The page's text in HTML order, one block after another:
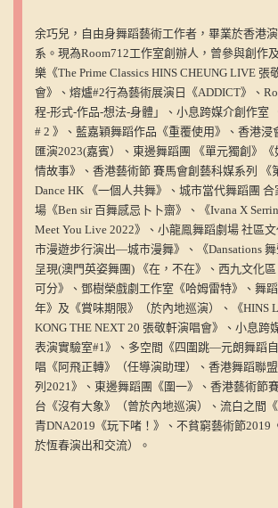
余巧兒，自由身舞蹈藝術工作者，畢業於香港
系。現為Room712工作室創辦人，曾參與創作
樂《The Prime Classics HINS CHEUNG LIVE 張
會》、熔爐#2行為藝術展演日《ADDICT》、
程-形式-作品-想法-身體」、小息跨媒介創作室
# 2 》、藍嘉穎舞蹈作品《重覆使用》、香港浸
匯演2023(嘉賓）、東邊舞蹈團 《單元獨創》
情故事》、香港藝術節 賽馬會創藝科媒系列 《
Dance HK 《一個人共舞》、城市當代舞蹈團 合
場《Ben sir 百舞感忌卜卜齋》、《Ivana X
Meet You Live 2022》、小龍鳯舞蹈劇場 社區
市漫遊步行演出—城市漫舞》、《Dansations
呈現(澳門英姿舞團) 《在，不在》、西九文化
可分》、鄧樹榮戲劇工作室《哈姆雷特》、舞
年》及《賞味期限》（於內地巡演）、《HINS
KONG THE NEXT 20 張敬軒演唱會》、小息跨
表演實驗室#1》、多空間《四圍跳—元朗舞蹈
唱《阿飛正轉》（任導演助理）、香港舞蹈聯
列2021》、東邊舞蹈團《圍一》、香港藝術節
台《沒有大象》（曾於內地巡演）、流白之間
青DNA2019《玩下啫！》、不貧窮藝術節2019
於恆春演出和交流）。